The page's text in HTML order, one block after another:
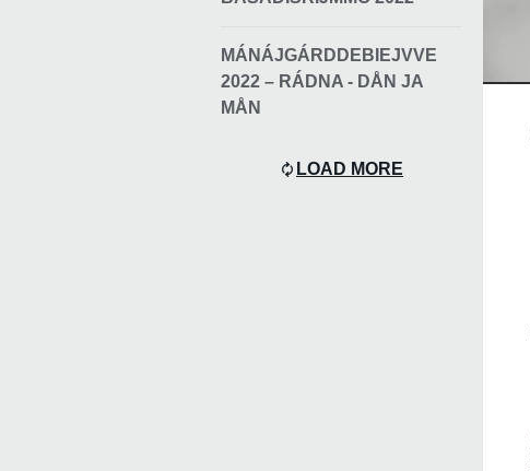
MÁNÁJGÁRDDEBIEJVVE
2022 – RÁDNA - DÅN JA
MÅN
LOAD MORE